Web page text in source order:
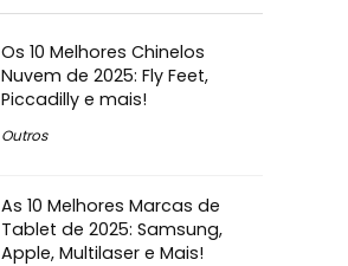
Os 10 Melhores Chinelos
Nuvem de 2025: Fly Feet,
Piccadilly e mais!
Outros
As 10 Melhores Marcas de
Tablet de 2025: Samsung,
Apple, Multilaser e Mais!